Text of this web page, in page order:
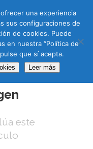
ENG
este
una experiencia
sus configuraciones de
de cookies. Puede
en nuestra “Política de
que sí acepta.
Leer más